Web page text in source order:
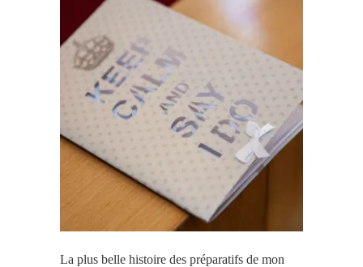
La plus belle histoire des préparatifs de mon